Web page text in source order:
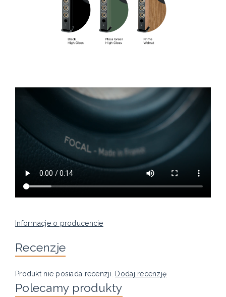
Informacje o producencie
Recenzje
Produkt nie posiada recenzji. Dodaj recenzję
Polecamy produkty